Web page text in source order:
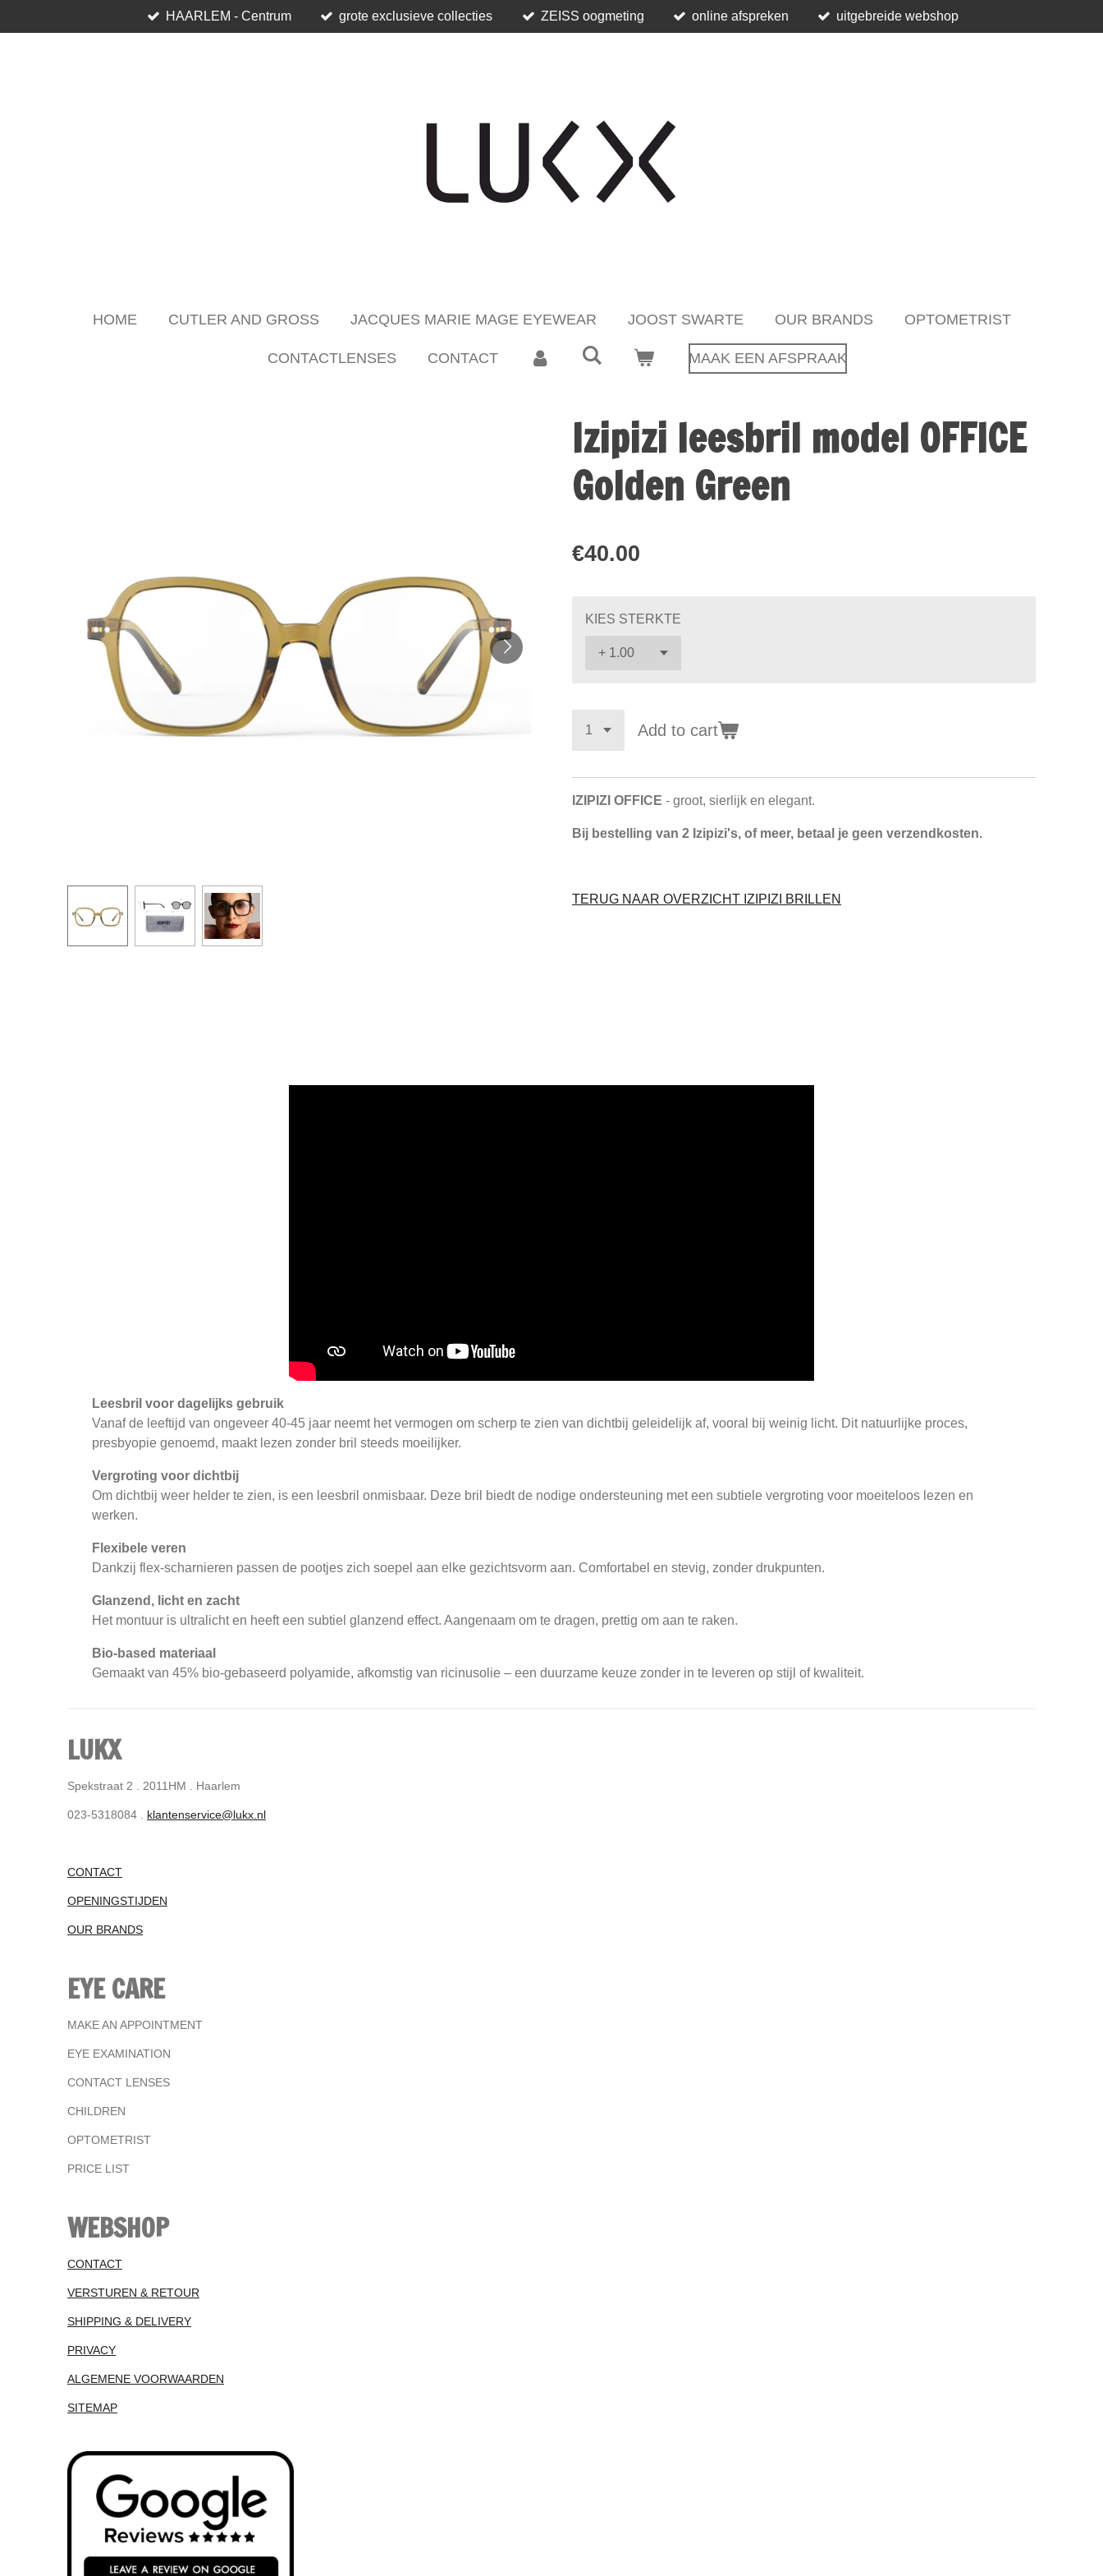
to
HAARLEM - Centrum grote exclusieve collecties ZEISS oogmeting online afspreken uitgebreide webshop
HOME CUTLER AND GROSS JACQUES MARIE MAGE EYEWEAR JOOST SWARTE OUR BRANDS OPTOMETRIST
CONTACTLENSES CONTACT MAAK EEN AFSPRAAK
Izipizi leesbril model OFFICE
Golden Green
€40.00
KIES STERKTE
Add to cart
IZIPIZI OFFICE - groot, sierlijk en elegant.
Bij bestelling van 2 Izipizi's, of meer, betaal je geen verzendkosten.
TERUG NAAR OVERZICHT IZIPIZI BRILLEN
Leesbril voor dagelijks gebruik
Vanaf de leeftijd van ongeveer 40-45 jaar neemt het vermogen om scherp te zien van dichtbij geleidelijk af, vooral bij weinig licht. Dit natuurlijke proces,
presbyopie genoemd, maakt lezen zonder bril steeds moeilijker.
Vergroting voor dichtbij
Om dichtbij weer helder te zien, is een leesbril onmisbaar. Deze bril biedt de nodige ondersteuning met een subtiele vergroting voor moeiteloos lezen en
werken.
Flexibele veren
Dankzij flex-scharnieren passen de pootjes zich soepel aan elke gezichtsvorm aan. Comfortabel en stevig, zonder drukpunten.
Glanzend, licht en zacht
Het montuur is ultralicht en heeft een subtiel glanzend effect. Aangenaam om te dragen, prettig om aan te raken.
Bio-based materiaal
Gemaakt van 45% bio-gebaseerd polyamide, afkomstig van ricinusolie – een duurzame keuze zonder in te leveren op stijl of kwaliteit.
LUKX
Spekstraat 2 . 2011HM . Haarlem
023-5318084 . klantenservice@lukx.nl
CONTACT
OPENINGSTIJDEN
OUR BRANDS
EYE CARE
MAKE AN APPOINTMENT
EYE EXAMINATION
CONTACT LENSES
CHILDREN
OPTOMETRIST
PRICE LIST
WEBSHOP
CONTACT
VERSTUREN & RETOUR
SHIPPING & DELIVERY
PRIVACY
ALGEMENE VOORWAARDEN
SITEMAP